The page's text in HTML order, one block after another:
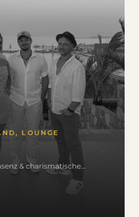
LOUNGE
& charismatische